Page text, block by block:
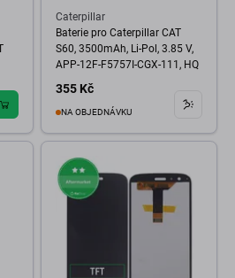
Caterpillar
Baterie pro Caterpillar CAT
S60, 3500mAh, Li-Pol, 3.85 V,
APP-12F-F5757I-CGX-111, HQ
355 Kč
NA OBJEDNÁVKU